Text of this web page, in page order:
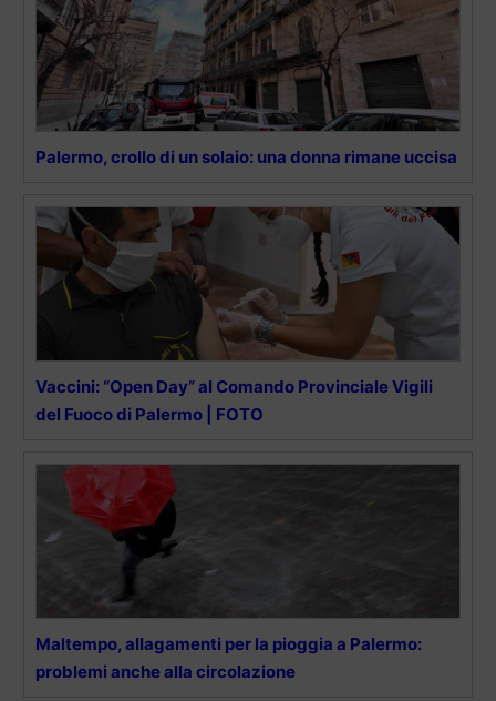
Palermo, crollo di un solaio: una donna rimane uccisa
Vaccini: “Open Day” al Comando Provinciale Vigili
del Fuoco di Palermo | FOTO
Maltempo, allagamenti per la pioggia a Palermo:
problemi anche alla circolazione